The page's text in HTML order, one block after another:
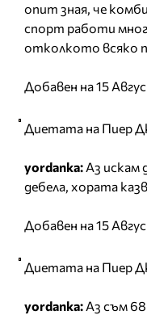
опит зная, че
спорт работи
отколкото всяко
Добавен на 15
Диетата на Пиер
yordanka: Аз искам
дебела, хората
Добавен на 15
Диетата на Пиер
yordanka: Аз съм